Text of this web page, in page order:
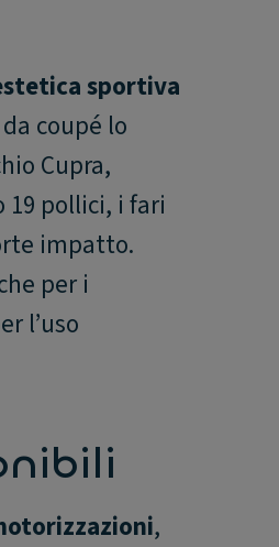
sportiva
coupé lo
Cupra,
19 pollici, i fari
impatto.
per i
l’uso
,